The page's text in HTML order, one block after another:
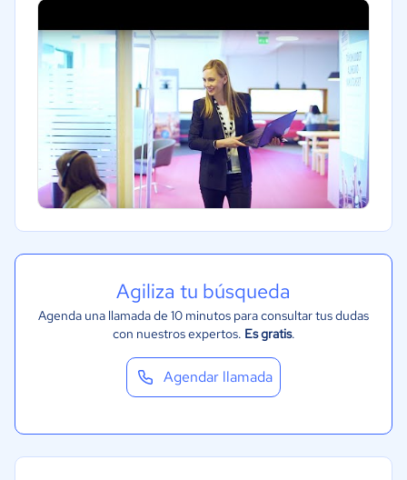
Agiliza tu búsqueda
Agenda una llamada de 10 minutos para consultar tus dudas
con nuestros expertos. Es gratis.
Agendar llamada